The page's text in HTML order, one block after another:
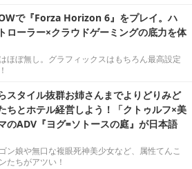
で『Forza Horizon 6』をプレイ。ハ
ローラー×クラウドゲーミングの底力を体
ほぼ無し。グラフィックスはもちろん最高設定
スタイル抜群お姉さんまでよりどりみど
ちとホテル経営しよう！「クトゥルフ×美
のADV『ヨグ=ソトースの庭』が日本語
ン娘や無口な複眼死神美少女など、属性てんこ
たちがアツい！